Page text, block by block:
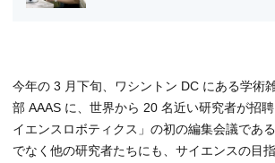
今年の 3 月下旬、ワシントン DC にある学術
部 AAAS に、世界から 20 名近い研究者が招
イエンスロボティクス」の初の編集会議であ
でなく他の研究者たちにも、サイエンスの目